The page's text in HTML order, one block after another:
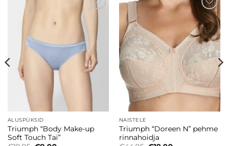
Lisa
soovinimekirja
ALUSPÜKSID
Triumph “Body Make-up
Soft Touch Tai”
Lisa
soovinimekirja
NAISTELE
Triumph “Doreen N” pehme
rinnahoidja